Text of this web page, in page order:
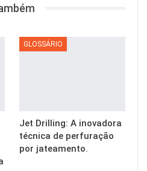
GLOSSÁRIO
Jet Drilling: A inovadora
técnica de perfuração
por jateamento.